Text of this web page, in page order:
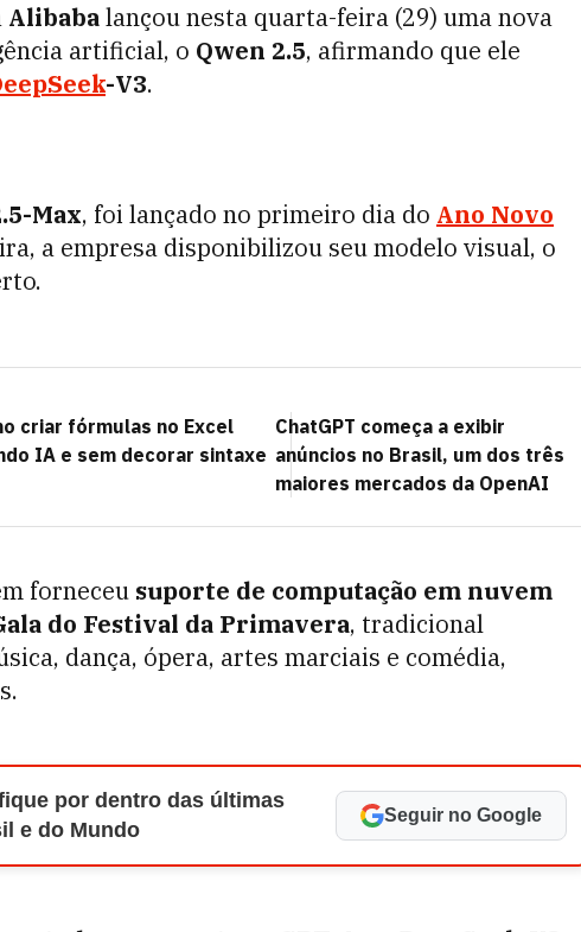
Alibabalançou nesta quarta-feira (29) uma nova
artificial, o Qwen 2.5, afirmando que ele
-V3.
Max, foi lançado no primeiro dia do Ano Novo
a empresa disponibilizou seu modelo visual, o
criar fórmulas no Excel
IA e sem decorar sintaxe
ChatGPT começa a exibir
anúncios no Brasil, um dos três
maiores mercados da OpenAI
forneceu suporte de computação em nuvem
do Festival da Primavera, tradicional
dança, ópera, artes marciais e comédia,
por dentro das últimas
e do Mundo
Seguir no Google